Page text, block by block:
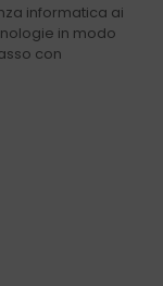
informatica ai
in modo
con